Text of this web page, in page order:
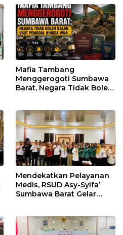
Mafia Tambang
Menggerogoti Sumbawa
Barat, Negara Tidak Boleh
Mendekatkan Pelayanan
Medis, RSUD Asy-Syifa’
Sumbawa Barat Gelar